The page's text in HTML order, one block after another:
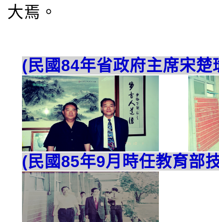
大焉。
(民國84年省政府主席宋
(民國85年9月時任教育部